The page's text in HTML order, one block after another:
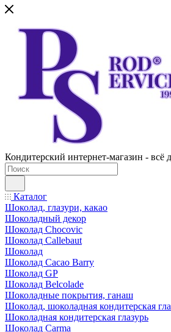
Кондитерский интернет-магазин - всё
Каталог
Шоколад, глазури, какао
Шоколадный декор
Шоколад Chocovic
Шоколад Callebaut
Шоколад
Шоколад Cacao Barry
Шоколад GP
Шоколад Belcolade
Шоколадные покрытия, ганаш
Шоколад, шоколадная кондитерская
Шоколадная кондитерская глазурь
Шоколад Carma